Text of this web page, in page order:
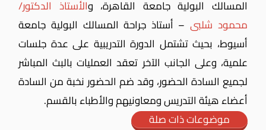
المسالك البولية جامعة القاهرة، والأستاذ الدكتور/
محمود شلبى – أستاذ جراحة المسالك البولية جامعة
أسيوط، بحيث تشتمل الدورة التدريبية على عدة جلسات
علمية، وعلى الجانب الآخر تعقد العمليات بالبث المباشر
لجميع السادة الحضور، وقد ضم الحضور نخبة من السادة
أعضاء هيئة التدريس ومعاونيهم والأطباء بالقسم.
موضوعات ذات صلة